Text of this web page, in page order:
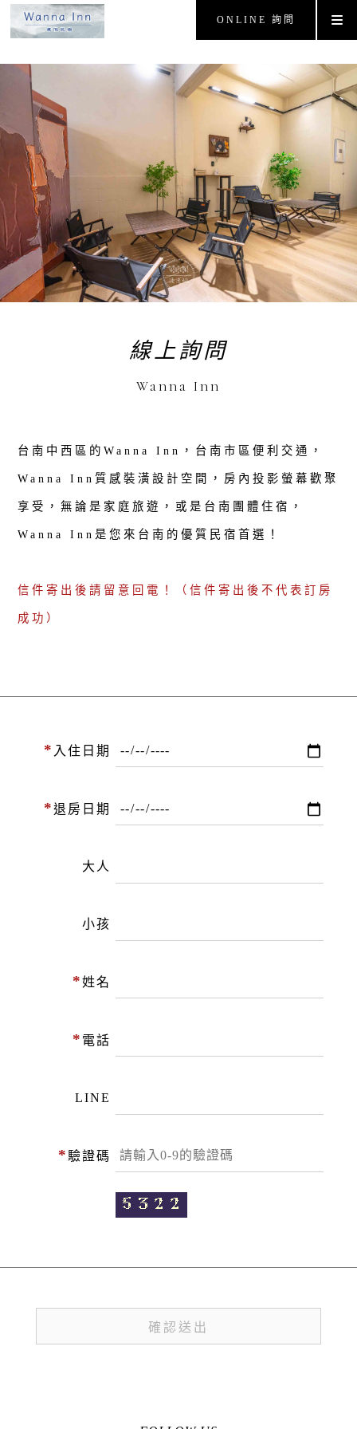
ONLINE 詢問
線上詢問
Wanna Inn
台南中西區的Wanna Inn，台南市區便利交通，
Wanna Inn質感裝潢設計空間，房內投影螢幕歡聚
享受，無論是家庭旅遊，或是台南團體住宿，
Wanna Inn是您來台南的優質民宿首選！
信件寄出後請留意回電！（信件寄出後不代表訂房
成功）
* 入住日期
*退房日期
大人
小孩
*姓名
* 電話
LINE
* 驗證碼